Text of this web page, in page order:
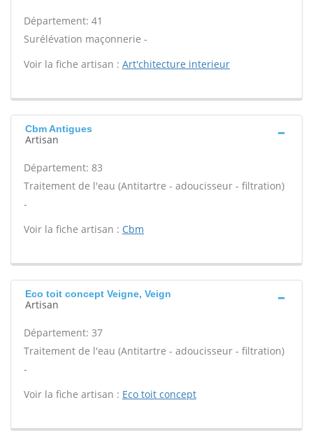
Département: 41
Surélévation maçonnerie -
Voir la fiche artisan : Art'chitecture interieur
Cbm Antigues
Artisan
Département: 83
Traitement de l'eau (Antitartre - adoucisseur - filtration)
-
Voir la fiche artisan : Cbm
Eco toit concept Veigne, Veign
Artisan
Département: 37
Traitement de l'eau (Antitartre - adoucisseur - filtration)
-
Voir la fiche artisan : Eco toit concept